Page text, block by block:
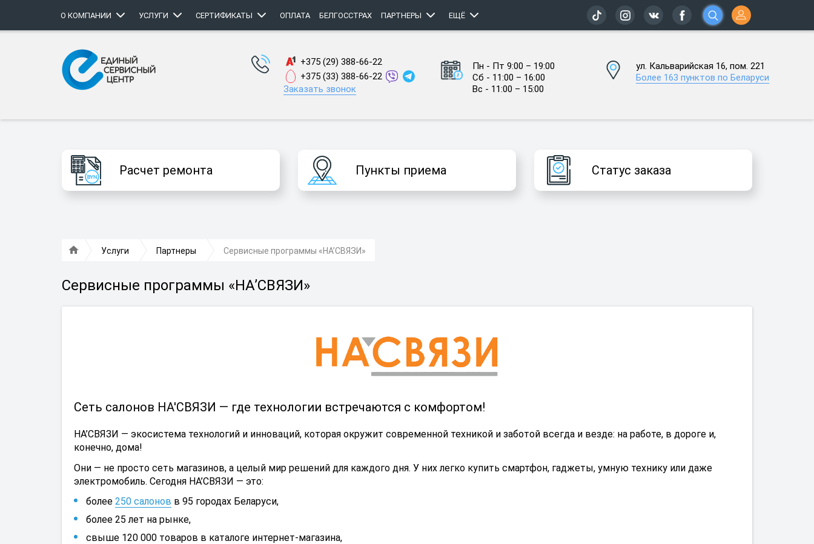
О КОМПАНИИ УСЛУГИ СЕРТИФИКАТЫ ОПЛАТА БЕЛГОССТРАХ ПАРТНЕРЫ ЕЩЁ
+375 (29) 388-66-22
+375 (33) 388-66-22
Заказать звонок
Пн - Пт 9:00 – 19:00
Сб - 11:00 – 16:00
Вс - 11:00 – 15:00
ул. Кальварийская 16, пом. 221
Более 163 пунктов по Беларуси
Расчет ремонта Пункты приема Статус заказа
Услуги Партнеры Сервисные программы «НА’СВЯЗИ»
Сервисные программы «НА’СВЯЗИ»
Сеть салонов НА'СВЯЗИ — где технологии встречаются с комфортом!
НА’СВЯЗИ — экосистема технологий и инноваций, которая окружит современной техникой и заботой всегда и везде: на работе, в дороге и,
конечно, дома!
Они — не просто сеть магазинов, а целый мир решений для каждого дня. У них легко купить смартфон, гаджеты, умную технику или даже
электромобиль. Сегодня НА’СВЯЗИ — это:
более 250 салонов в 95 городах Беларуси,
более 25 лет на рынке,
свыше 120 000 товаров в каталоге интернет-магазина,